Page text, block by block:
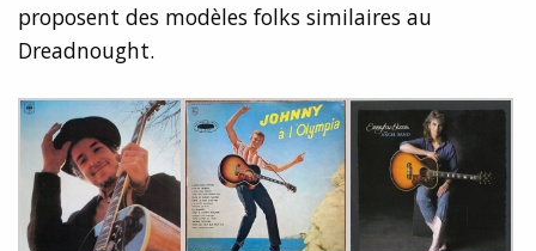
proposent des modèles folks similaires au
Dreadnought.